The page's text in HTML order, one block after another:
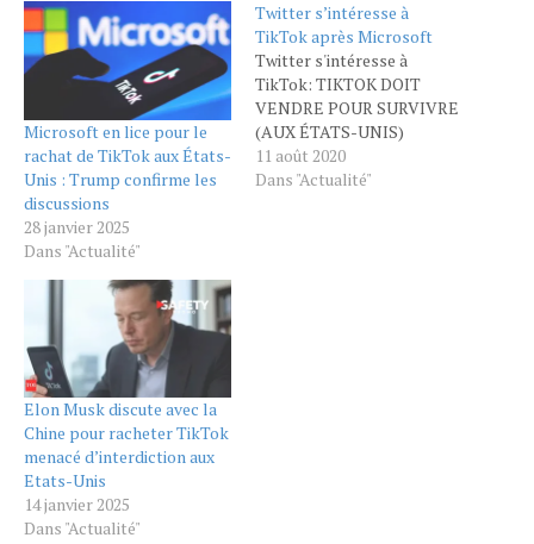
Microsoft en lice pour le
rachat de TikTok aux États-
Unis : Trump confirme les
discussions
28 janvier 2025
Dans "Actualité"
Twitter s’intéresse à
TikTok après Microsoft
Twitter s'intéresse à
TikTok: TIKTOK DOIT
VENDRE POUR SURVIVRE
(AUX ÉTATS-UNIS)
11 août 2020
Dans "Actualité"
Elon Musk discute avec la
Chine pour racheter TikTok
menacé d’interdiction aux
Etats-Unis
14 janvier 2025
Dans "Actualité"